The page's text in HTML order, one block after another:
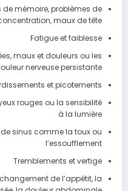
mémoire, problèmes de
maux de tête
Fatigue et faiblesse
maux et douleurs ou les
nerveuse persistante
et picotements
rouges ou la sensibilité
à la lumière
sinus comme la toux ou
l’essoufflement
Tremblements et vertige
de l’appétit, la